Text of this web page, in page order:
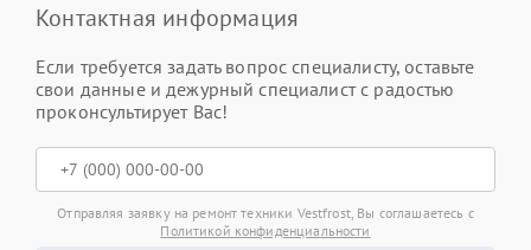
Контактная информация
Если требуется задать вопрос специалисту, оставьте
свои данные и дежурный специалист с радостью
проконсультирует Вас!
Отправляя заявку на ремонт техники Vestfrost, Вы соглашаетесь с
Политикой конфиденциальности